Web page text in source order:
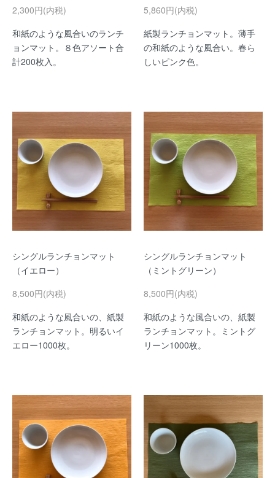
2,300円(内税)
和紙のような風合いのランチ
ョンマット。８色アソート合
計200枚入。
5,860円(内税)
紙製ランチョンマット。薄手
の和紙のような風合い。春ら
しいピンク色。
シングルランチョンマット
（イエロー）
8,500円(内税)
和紙のような風合いの、紙製
ランチョンマット。明るいイ
エロー1000枚。
シングルランチョンマット
（ミントグリーン）
8,500円(内税)
和紙のような風合いの、紙製
ランチョンマット。ミントグ
リーン1000枚。